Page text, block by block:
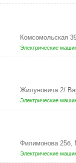
Комсомольская
Электрические
Жилуновича 2/
Электрические
Филимонова
Электрические